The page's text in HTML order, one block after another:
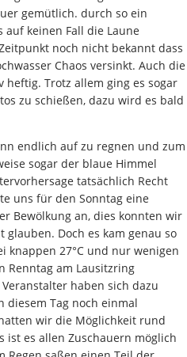
gemütlich. durch so ein
auf keinen Fall die Laune
noch nicht bekannt dass
Chaos versinkt. Auch die
heftig. Trotz allem ging es sogar
zu schießen, dazu wird es bald
endlich auf zu regnen und zum
sogar der blaue Himmel
tatsächlich Recht
uns für den Sonntag eine
Bewölkung an, dies konnten wir
glauben. Doch es kam genau so
knappen 27°C und nur wenigen
Renntag am Lausitzring
haben sich dazu
diesem Tag noch einmal
wir die Möglichkeit rund
ist es allen Zuschauern möglich